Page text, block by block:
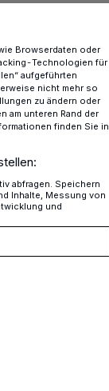
Stadt
Browserdaten oder
Technologien für
aufgeführten
nicht mehr so
zu ändern oder
am unteren Rand der
finden Sie in
abfragen. Speichern
Inhalte, Messung von
und